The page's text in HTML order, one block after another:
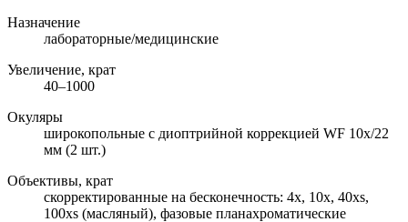
Назначение
лабораторные/медицинские
Увеличение, крат
40–1000
Окуляры
широкопольные с диоптрийной коррекцией WF 10х/22
мм (2 шт.)
Объективы, крат
скорректированные на бесконечность: 4x, 10x, 40xs,
100xs (масляный), фазовые планахроматические